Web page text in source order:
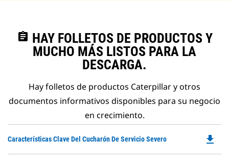
assignment HAY FOLLETOS DE PRODUCTOS Y
MUCHO MÁS LISTOS PARA LA
DESCARGA.
Hay folletos de productos Caterpillar y otros
documentos informativos disponibles para su negocio
en crecimiento.
Características Clave Del Cucharón De Servicio Severo file_download